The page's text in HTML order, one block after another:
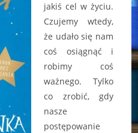
jakiś cel w życiu.
Czujemy wtedy,
że udało się nam
coś osiągnąć i
robimy coś
ważnego. Tylko
co zrobić, gdy
nasze
postępowanie